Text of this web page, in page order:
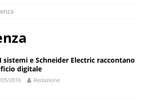
sistemi e Schneider Electric raccontano
digitale
05/2016 Redazione